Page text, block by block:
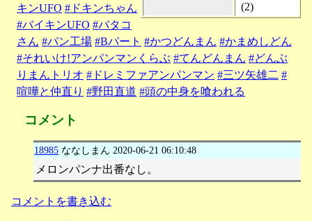
(2)
キンUFO #ドキンちゃん
#バイキンUFO #バタコ
さん #パン工場 #Bパート #かつどんまん #かまめしどん
#それいけ!アンパンマンくらぶ #てんどんまん #どんぶ
りまんトリオ #ドレミファアンパンマン #三ツ矢雄二 #
喧嘩と仲直り #野田直道 #頭の中身を喰われる
コメント
18985 ななしまん 2020-06-21 06:10:48
メロンパンナ出番なし。
コメントを書き込む